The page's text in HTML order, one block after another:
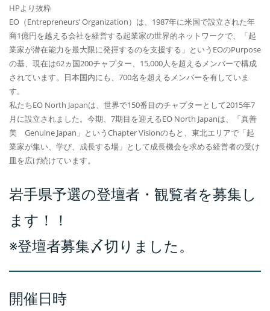
HPより抜粋
EO（Entrepreneurs’ Organization）は、1987年に米国で設立された年
商1億円を越える会社を経営する起業家の世界的ネットワークで、「起
業家が潜在能力を最大限に発揮するのを支援する」というEOのPurpose
の基、現在は62ヵ国200チャプター、15,000人を超えるメンバーで構成
されています。日本国内にも、700名を超えるメンバーを有していま
す。
私たちEO North Japanは、世界で150番目のチャプターとして2015年7
月に設立されました。今期、7期目を迎えるEO North Japanは、「真善
美 Genuine Japan」というChapter Visionのもと、東北エリアで「起
業家が集い、学び、成長する場」として成長機会を求める経営者の受け
皿を広げ続けています。
岩手県予選の登壇者・観覧者を募集し
ます！！
※登壇者募集〆切りました。
開催日時